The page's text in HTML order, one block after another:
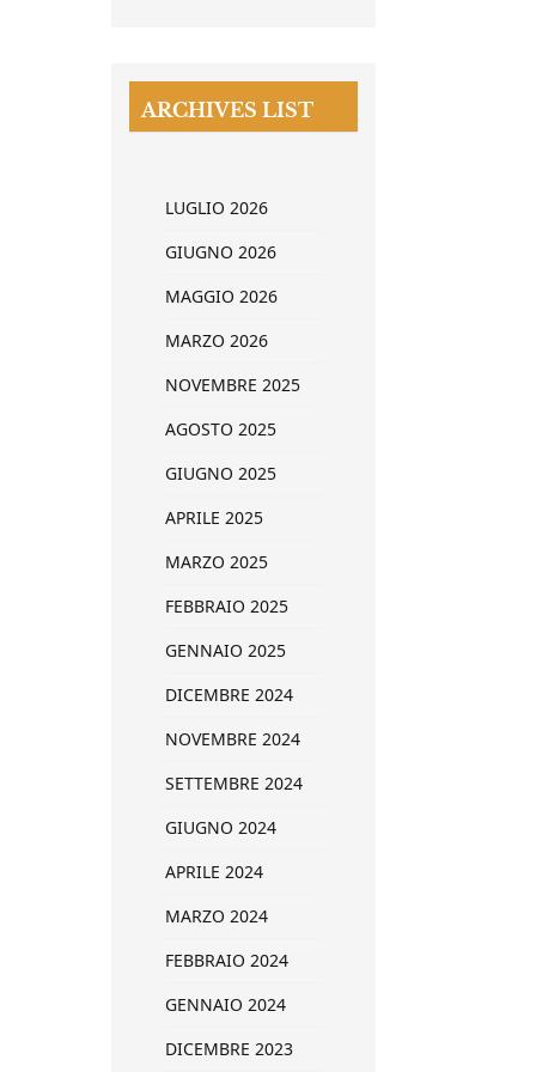
ARCHIVES LIST
LUGLIO 2026
GIUGNO 2026
MAGGIO 2026
MARZO 2026
NOVEMBRE 2025
AGOSTO 2025
GIUGNO 2025
APRILE 2025
MARZO 2025
FEBBRAIO 2025
GENNAIO 2025
DICEMBRE 2024
NOVEMBRE 2024
SETTEMBRE 2024
GIUGNO 2024
APRILE 2024
MARZO 2024
FEBBRAIO 2024
GENNAIO 2024
DICEMBRE 2023